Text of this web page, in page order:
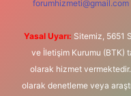
forumhizmeti@gmail.com
Yasal Uyarı: Sitemiz, 5651
ve İletişim Kurumu (BTK)
olarak hizmet
olarak denetleme veya